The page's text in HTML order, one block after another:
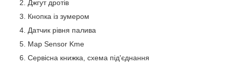
Джгут дротів
Кнопка із зумером
Датчик рівня палива
Map Sensor Kme
Сервісна книжка, схема під'єднання